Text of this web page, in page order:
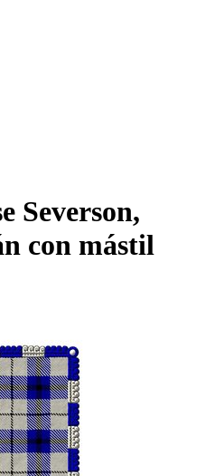
Severson,
con mástil